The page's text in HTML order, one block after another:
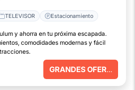
TELEVISOR Estacionamiento
y ahorra en tu próxima escapada.
comodidades modernas y fácil
GRANDES OFERTAS